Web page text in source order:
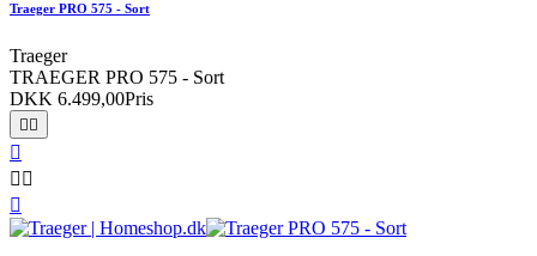
Traeger PRO 575 - Sort
Traeger
TRAEGER PRO 575 - Sort
DKK 6.499,00Pris
 

 
